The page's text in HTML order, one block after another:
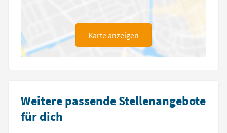
Karte anzeigen
Weitere passende Stellenangebote
für dich